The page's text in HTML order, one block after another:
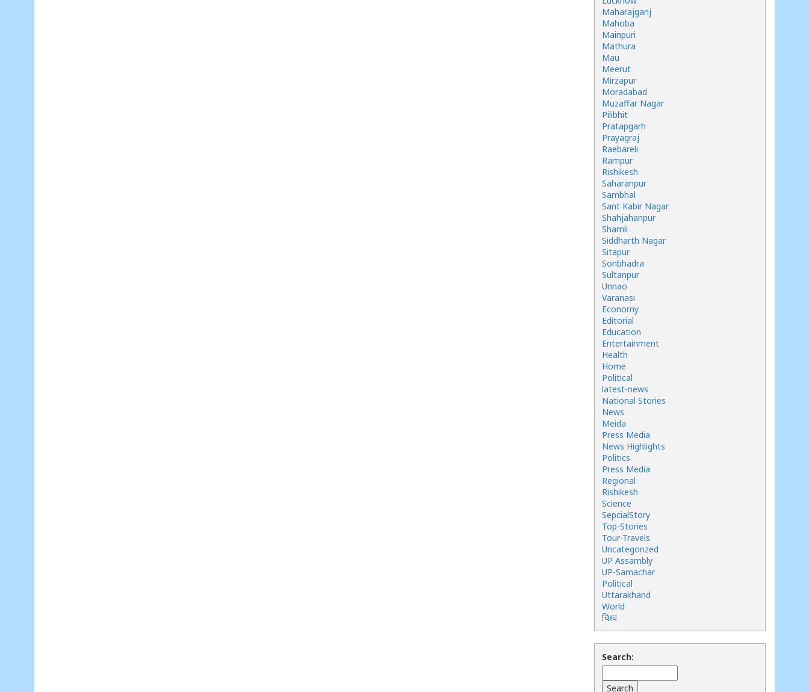
Maharajganj
Mahoba
Mainpuri
Mathura
Mau
Meerut
Mirzapur
Moradabad
Muzaffar Nagar
Pilibhit
Pratapgarh
Prayagraj
Raebareli
Rampur
Rishikesh
Saharanpur
Sambhal
Sant Kabir Nagar
Shahjahanpur
Shamli
Siddharth Nagar
Sitapur
Sonbhadra
Sultanpur
Unnao
Varanasi
Economy
Editorial
Education
Entertainment
Health
Home
Political
latest-news
National Stories
News
Meida
Press Media
News Highlights
Politics
Press Media
Regional
Rishikesh
Science
SepcialStory
Top-Stories
Tour-Travels
Uncategorized
UP Assambly
UP-Samachar
Political
Uttarakhand
World
विश्व
Search: